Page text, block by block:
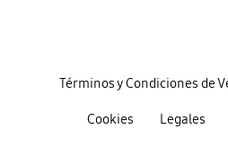
Términos y Condiciones de
Cookies Legales